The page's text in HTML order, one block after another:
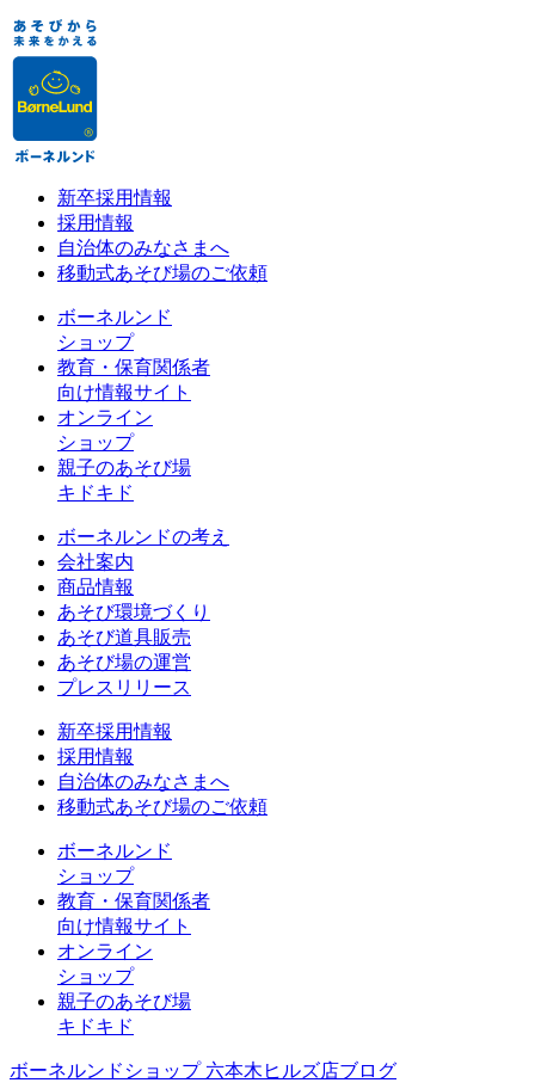
新卒採用情報
採用情報
自治体のみなさまへ
移動式あそび場のご依頼
ボーネルンド
ショップ
教育・保育関係者
向け情報サイト
オンライン
ショップ
親子のあそび場
キドキド
ボーネルンドの考え
会社案内
商品情報
あそび環境づくり
あそび道具販売
あそび場の運営
プレスリリース
新卒採用情報
採用情報
自治体のみなさまへ
移動式あそび場のご依頼
ボーネルンド
ショップ
教育・保育関係者
向け情報サイト
オンライン
ショップ
親子のあそび場
キドキド
ボーネルンドショップ 六本木ヒルズ店ブログ